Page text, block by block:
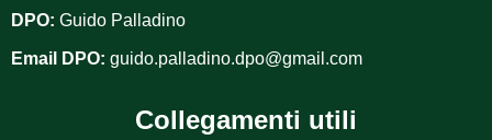
DPO: Guido Palladino
Email DPO: guido.palladino.dpo@gmail.com
Collegamenti utili